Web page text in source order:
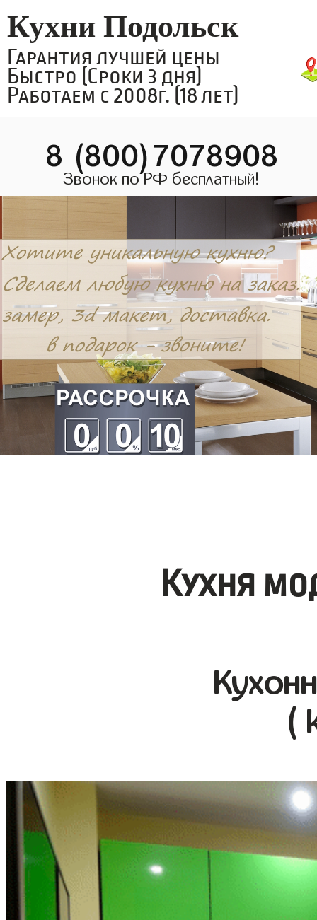
Кухни Подольск
Гарантия лучшей цены
Быстро (Сроки 3 дня)
Работаем с 2008г. (18 лет)
8 (800)7078908
Звонок по РФ бесплатный!
Кухня
(